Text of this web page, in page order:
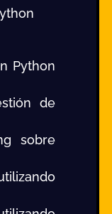
Python
de
sobre